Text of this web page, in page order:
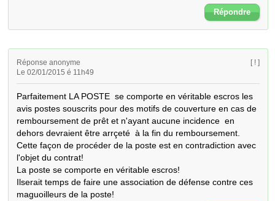
Répondre
Réponse anonyme
Le 02/01/2015 é 11h49
[ ! ]
Parfaitement LA POSTE  se comporte en véritable escros les
avis postes souscrits pour des motifs de couverture en cas de
remboursement de prêt et n'ayant aucune incidence  en
dehors devraient être arrçeté  à la fin du remboursement.
Cette façon de procéder de la poste est en contradiction avec
l'objet du contrat!
La poste se comporte en véritable escros!
Ilserait temps de faire une association de défense contre ces
maguoilleurs de la poste!